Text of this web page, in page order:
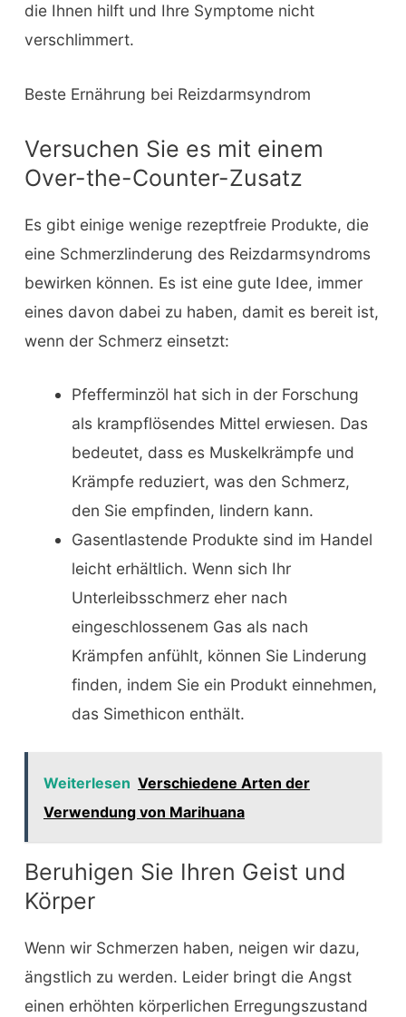
die Ihnen hilft und Ihre Symptome nicht
verschlimmert.
Beste Ernährung bei Reizdarmsyndrom
Versuchen Sie es mit einem
Over-the-Counter-Zusatz
Es gibt einige wenige rezeptfreie Produkte, die
eine Schmerzlinderung des Reizdarmsyndroms
bewirken können. Es ist eine gute Idee, immer
eines davon dabei zu haben, damit es bereit ist,
wenn der Schmerz einsetzt:
Pfefferminzöl hat sich in der Forschung
als krampflösendes Mittel erwiesen. Das
bedeutet, dass es Muskelkrämpfe und
Krämpfe reduziert, was den Schmerz,
den Sie empfinden, lindern kann.
Gasentlastende Produkte sind im Handel
leicht erhältlich. Wenn sich Ihr
Unterleibsschmerz eher nach
eingeschlossenem Gas als nach
Krämpfen anfühlt, können Sie Linderung
finden, indem Sie ein Produkt einnehmen,
das Simethicon enthält.
Weiterlesen Verschiedene Arten der
Verwendung von Marihuana
Beruhigen Sie Ihren Geist und
Körper
Wenn wir Schmerzen haben, neigen wir dazu,
ängstlich zu werden. Leider bringt die Angst
einen erhöhten körperlichen Erregungszustand